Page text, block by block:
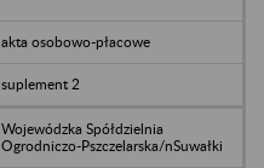
akta osobowo-płacowe
suplement 2
Wojewódzka Spółdzielnia
Ogrodniczo-Pszczelarska/nSuwałki